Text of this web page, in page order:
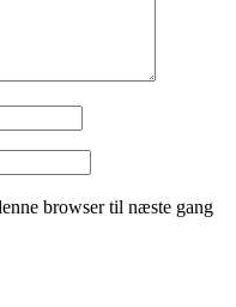
browser til næste gang